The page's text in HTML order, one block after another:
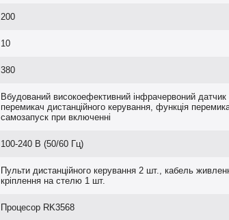
200
10
380
Вбудований високоефективний інфрачервоний датчик
перемикач дистанційного керування, функція
самозапуск при включенні
100-240 В (50/60 Гц)
Пульти дистанційного керування 2 шт., кабель
кріплення на стелю 1 шт.
Процесор RK3568